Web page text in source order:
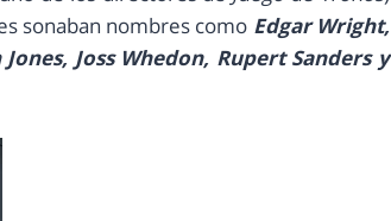
sonaban nombres como Edgar Wright,
Joss Whedon, Rupert Sanders y